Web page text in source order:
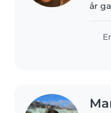
år